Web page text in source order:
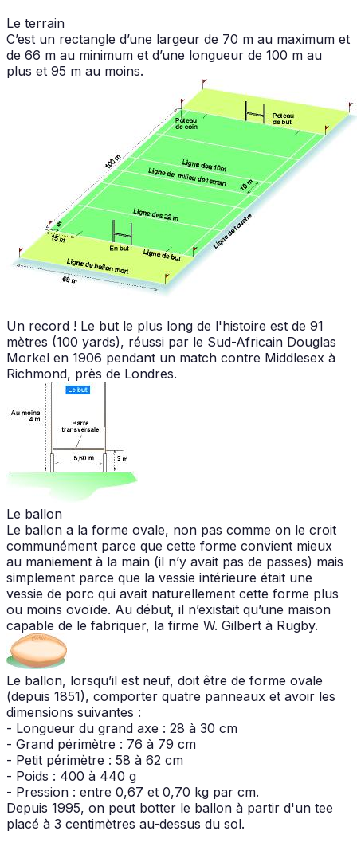
Le terrain
C’est un rectangle d’une largeur de 70 m au maximum et
de 66 m au minimum et d’une longueur de 100 m au
plus et 95 m au moins.
Un record ! Le but le plus long de l'histoire est de 91
mètres (100 yards), réussi par le Sud-Africain Douglas
Morkel en 1906 pendant un match contre Middlesex à
Richmond, près de Londres.
Le ballon
Le ballon a la forme ovale, non pas comme on le croit
communément parce que cette forme convient mieux
au maniement à la main (il n’y avait pas de passes) mais
simplement parce que la vessie intérieure était une
vessie de porc qui avait naturellement cette forme plus
ou moins ovoïde. Au début, il n’existait qu’une maison
capable de le fabriquer, la firme W. Gilbert à Rugby.
Le ballon, lorsqu’il est neuf, doit être de forme ovale
(depuis 1851), comporter quatre panneaux et avoir les
dimensions suivantes :
- Longueur du grand axe : 28 à 30 cm
- Grand périmètre : 76 à 79 cm
- Petit périmètre : 58 à 62 cm
- Poids : 400 à 440 g
- Pression : entre 0,67 et 0,70 kg par cm.
Depuis 1995, on peut botter le ballon à partir d'un tee
placé à 3 centimètres au-dessus du sol.